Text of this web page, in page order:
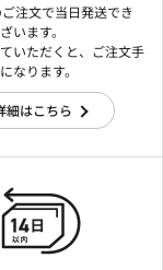
注文で当日発送でき
います。
いただくと、ご注文手
なります。
細はこちら